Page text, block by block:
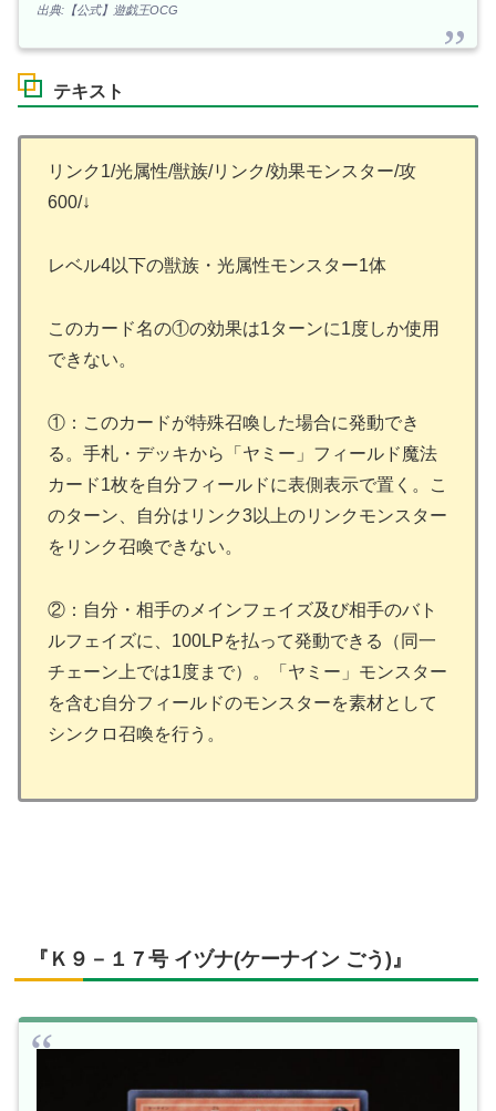
出典:【公式】遊戯王OCG
テキスト
リンク1/光属性/獣族/リンク/効果モンスター/攻
600/↓
レベル4以下の獣族・光属性モンスター1体
このカード名の①の効果は1ターンに1度しか使用
できない。
①：このカードが特殊召喚した場合に発動でき
る。手札・デッキから「ヤミー」フィールド魔法
カード1枚を自分フィールドに表側表示で置く。こ
のターン、自分はリンク3以上のリンクモンスター
をリンク召喚できない。
②：自分・相手のメインフェイズ及び相手のバト
ルフェイズに、100LPを払って発動できる（同一
チェーン上では1度まで）。「ヤミー」モンスター
を含む自分フィールドのモンスターを素材として
シンクロ召喚を行う。
『Ｋ９－１７号 イヅナ(ケーナイン ごう)』